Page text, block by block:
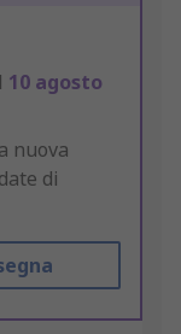
10 agosto
nuova
di